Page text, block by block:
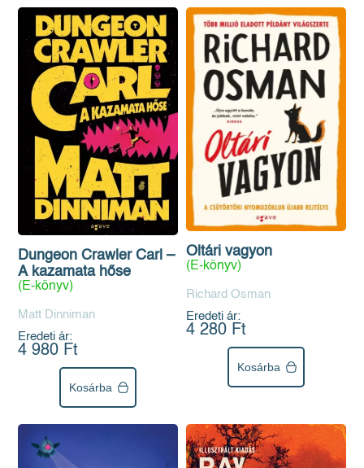
Dungeon Crawler Carl –
A kazamata hőse
(E-könyv)
Matt Dinniman
Eredeti ár:
4 980 Ft
Kosárba
Oltári vagyon
(E-könyv)
Richard Osman
Eredeti ár:
4 280 Ft
Kosárba